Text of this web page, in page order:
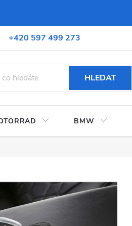
+420 597 499 273
podmínky a reklamační řád
HLEDAT
BMW